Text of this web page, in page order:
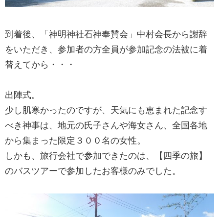
到着後、「神明神社石神奉賛会」中村会長から謝辞
をいただき、参加者の方全員が参加記念の法被に着
替えてから・・・
出陣式。
少し肌寒かったのですが、天気にも恵まれた記念す
べき神事は、地元の氏子さんや海女さん、全国各地
から集まった限定３００名の女性。
しかも、旅行会社で参加できたのは、【四季の旅】
のバスツアーで参加したお客様のみでした。